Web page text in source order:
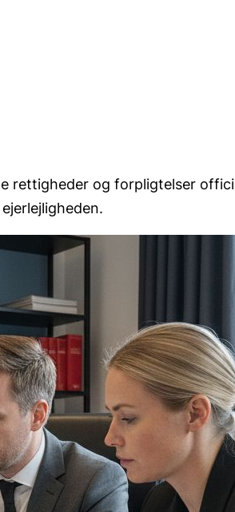
rettigheder og forpligtelser